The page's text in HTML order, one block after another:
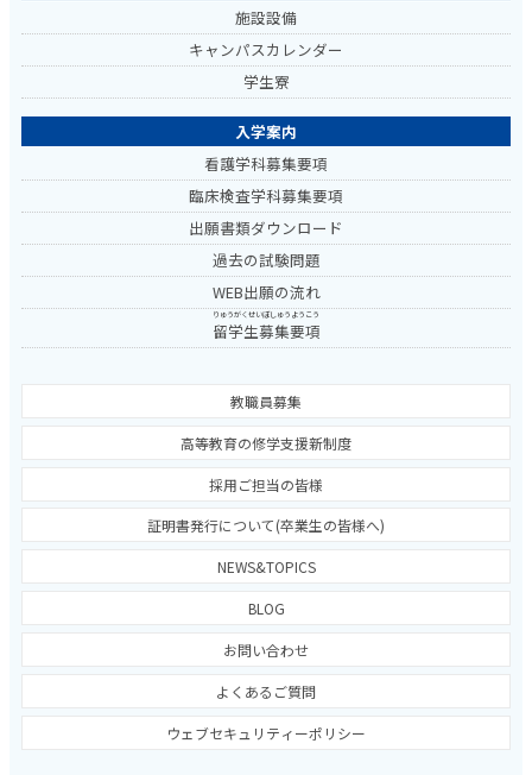
施設設備
キャンパスカレンダー
学生寮
入学案内
看護学科募集要項
臨床検査学科募集要項
出願書類ダウンロード
過去の試験問題
WEB出願の流れ
留学生募集要項
りゅうがくせいぼしゅうようこう
教職員募集
高等教育の修学支援新制度
採用ご担当の皆様
証明書発行について(卒業生の皆様へ)
NEWS&TOPICS
BLOG
お問い合わせ
よくあるご質問
ウェブセキュリティーポリシー